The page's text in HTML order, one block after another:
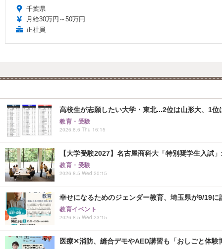
千葉県
月給30万円～50万円
正社員
高校生が志願したい大学・東北...2位は山形大、1位
教育・受験
2026.8.6 Thu 16:15
【大学受験2027】名古屋商科大「特別奨学生入試
教育・受験
2026.8.5 Wed 20:15
幸せになるためのジェンダー教育、埼玉県が9/19に
教育イベント
2026.8.5 Wed 23:15
医療✕消防、縫合デモやAED講習も「おしごと体験